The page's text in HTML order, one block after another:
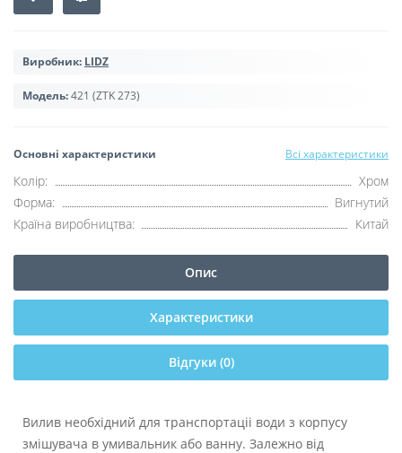
Виробник: LIDZ
Модель:421 (ZTK 273)
Основні характеристики Всі характеристики
Колір:
Хром
Форма:
Вигнутий
Країна виробництва:
Китай
Опис
Характеристики
Відгуки (0)
Вилив необхідний для транспортаціі води з корпусу
змішувача в умивальник або ванну. Залежно від